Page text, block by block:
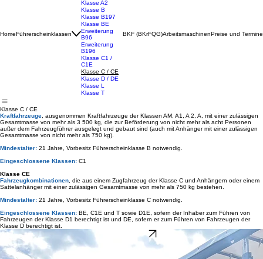
Mofa
Klasse A
Klasse AM
Klasse A1
Klasse A2
Klasse B
Klasse B197
Klasse BE
Erweiterung
B96
Erweiterung
B196
Klasse C1 /
C1E
Klasse L
Klasse T
Klasse C / CE
Kraftfahrzeuge, ausgenommen Kraftfahrzeuge der Klassen AM, A1, A 2, A, mit einer zulässigen
Gesamtmasse von mehr als 3 500 kg, die zur Beförderung von nicht mehr als acht Personen
außer dem Fahrzeugführer ausgelegt und gebaut sind (auch mit Anhänger mit einer zulässigen
Gesamtmasse von nicht mehr als 750 kg).
Mindestalter:
21 Jahre, Vorbesitz Führerscheinklasse B notwendig.
Eingeschlossene Klassen:C1
Klasse CE
Fahrzeugkombinationen
, die aus einem Zugfahrzeug der Klasse C und Anhängern oder einem
Sattelanhänger mit einer zulässigen Gesamtmasse von mehr als 750 kg bestehen.
Mindestalter:21 Jahre, Vorbesitz Führerscheinklasse C notwendig.
Eingeschlossene Klassen:
BE, C1E und T sowie D1E, sofern der Inhaber zum Führen von
Fahrzeugen der Klasse D1 berechtigt ist und DE, sofern er zum Führen von Fahrzeugen der
Klasse D berechtigt ist.